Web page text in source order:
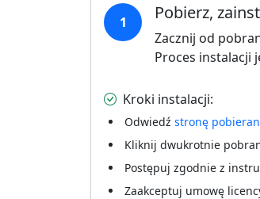
1 Pobierz,
Zacznij od
Proces instalacji
Kroki instalacji:
Odwiedź stronę
Kliknij dwukrotnie
Postępuj zgodnie z
Zaakceptuj umowę